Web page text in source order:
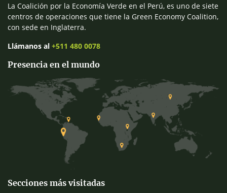
La Coalición por la Economía Verde en el Perú, es uno de siete
centros de operaciones que tiene la Green Economy Coalition,
con sede en Inglaterra.
Llámanos al +511 480 0078
Presencia en el mundo
Secciones más visitadas